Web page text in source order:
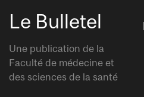
Le Bulletel
Une publication de la
Faculté de médecine et
des sciences de la santé